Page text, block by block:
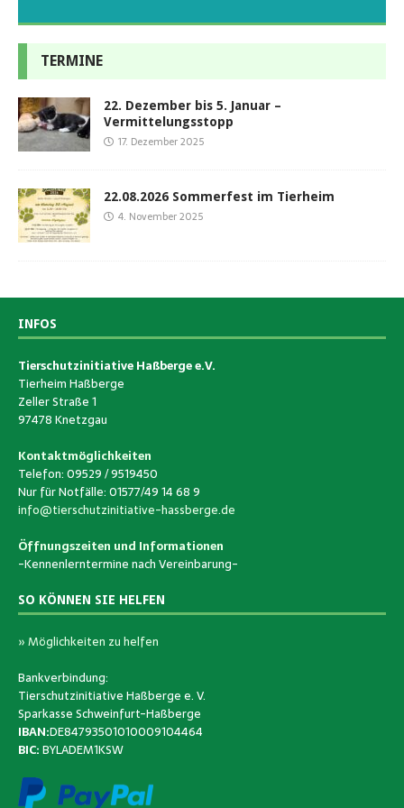
TERMINE
22. Dezember bis 5. Januar –
Vermittelungsstopp
17. Dezember 2025
22.08.2026 Sommerfest im Tierheim
4. November 2025
INFOS
Tierschutzinitiative Haßberge e.V.
Tierheim Haßberge
Zeller Straße 1
97478 Knetzgau
Kontaktmöglichkeiten
Telefon: 09529 / 9519450
Nur für Notfälle: 01577/49 14 68 9
info@tierschutzinitiative-hassberge.de
Öffnungszeiten und Informationen
-Kennenlerntermine nach Vereinbarung-
SO KÖNNEN SIE HELFEN
» Möglichkeiten zu helfen
Bankverbindung:
Tierschutzinitiative Haßberge e. V.
Sparkasse Schweinfurt-Haßberge
IBAN:DE84793501010009104464
BIC:BYLADEM1KSW